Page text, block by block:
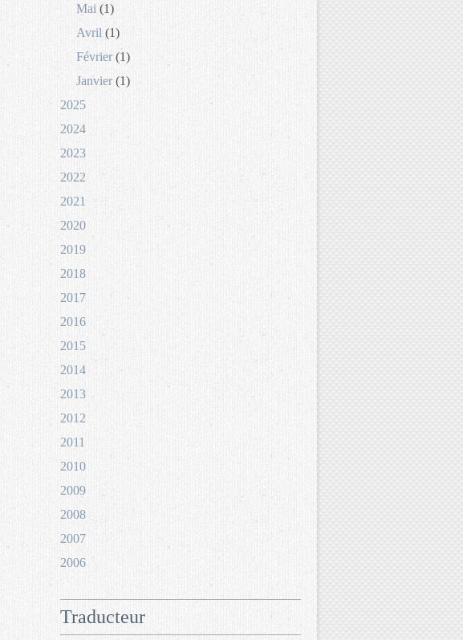
Mai (1)
Avril (1)
Février(1)
Janvier (1)
2025
2024
2023
2022
2021
2020
2019
2018
2017
2016
2015
2014
2013
2012
2011
2010
2009
2008
2007
2006
Traducteur